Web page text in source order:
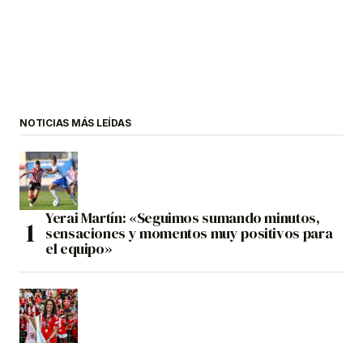
NOTICIAS MÁS LEÍDAS
Yerai Martín: «Seguimos sumando minutos,
sensaciones y momentos muy positivos para
el equipo»